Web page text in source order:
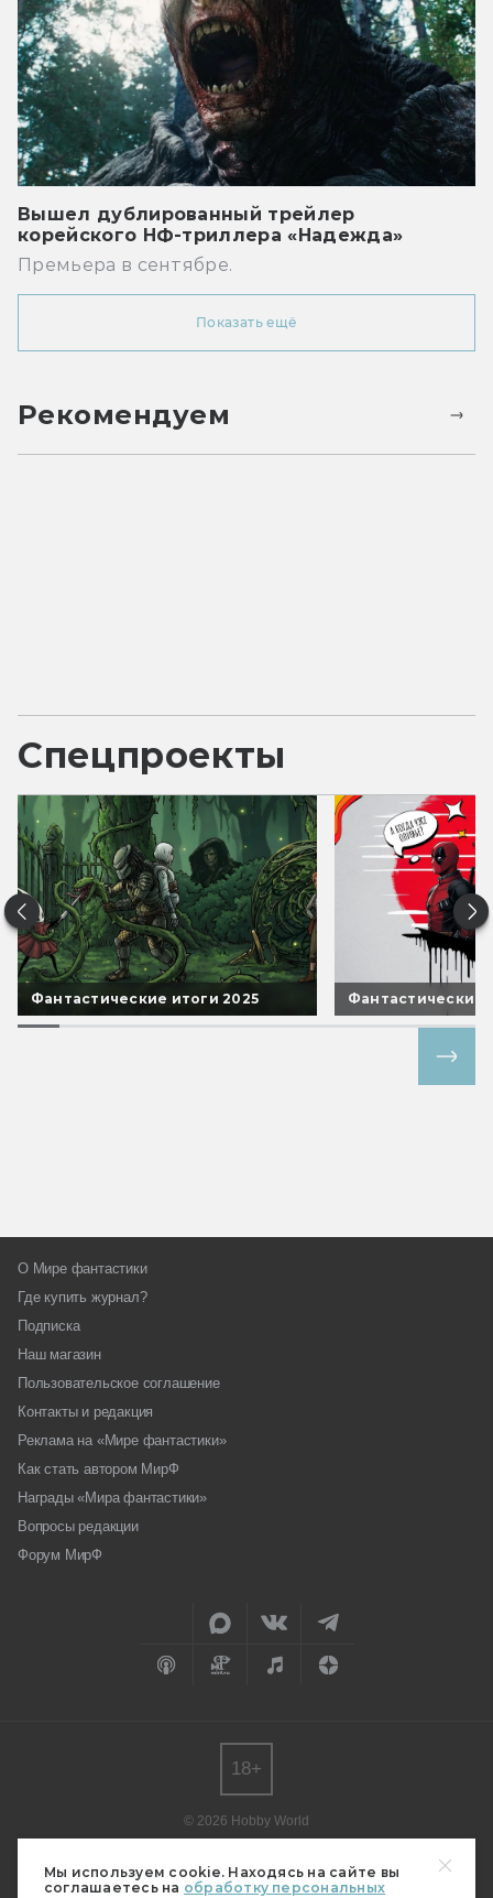
Мы используем cookie. Находясь на сайте вы
соглашаетесь на обработку персональных
Вышел дублированный трейлер
корейского НФ-триллера «Надежда»
Премьера в сентябре.
Показать ещё
Рекомендуем
Спецпроекты
Фантастические итоги 2025 Фантастические
О Мире фантастики
Где купить журнал?
Подписка
Наш магазин
Пользовательское соглашение
Контакты и редакция
Реклама на «Мире фантастики»
Как стать автором МирФ
Награды «Мира фантастики»
Вопросы редакции
Форум МирФ
© 2026 Hobby World
редакции.
Мнение авторов может не совпадать с мнением редакции.
18+